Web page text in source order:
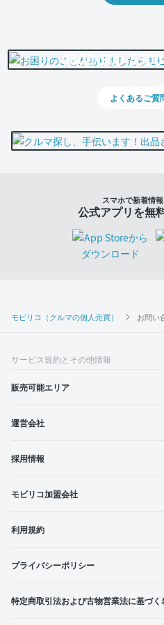
モビリコ（クルマの個人売買） お問い
0800-500-5500
よくあるご質
スマホで新着情
公式アプリを無
サービス規約とその他情報
販売可能エリア
運営会社
採用情報
モビリコ加盟会社
利用規約
プライバシーポリシー
特定商取引法および古物営業法に基づく